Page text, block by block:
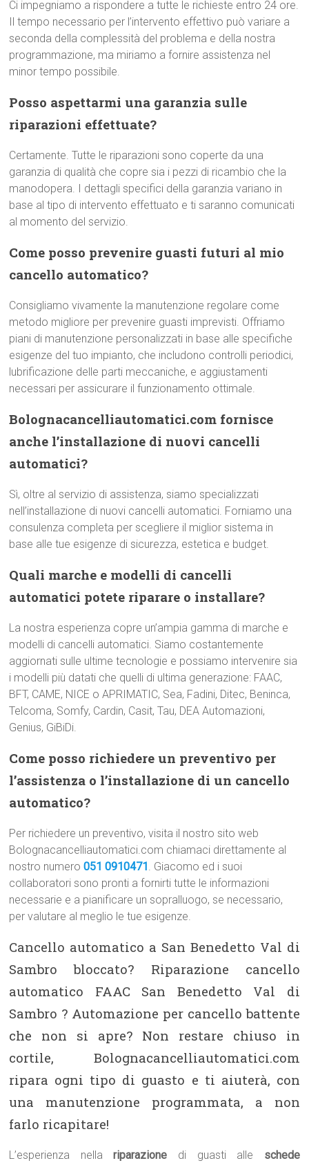
Ci impegniamo a rispondere a tutte le richieste entro 24 ore.
Il tempo necessario per l’intervento effettivo può variare a
seconda della complessità del problema e della nostra
programmazione, ma miriamo a fornire assistenza nel
minor tempo possibile.
Posso aspettarmi una garanzia sulle
riparazioni effettuate?
Certamente. Tutte le riparazioni sono coperte da una
garanzia di qualità che copre sia i pezzi di ricambio che la
manodopera. I dettagli specifici della garanzia variano in
base al tipo di intervento effettuato e ti saranno comunicati
al momento del servizio.
Come posso prevenire guasti futuri al mio
cancello automatico?
Consigliamo vivamente la manutenzione regolare come
metodo migliore per prevenire guasti imprevisti. Offriamo
piani di manutenzione personalizzati in base alle specifiche
esigenze del tuo impianto, che includono controlli periodici,
lubrificazione delle parti meccaniche, e aggiustamenti
necessari per assicurare il funzionamento ottimale.
Bolognacancelliautomatici.com fornisce
anche l’installazione di nuovi cancelli
automatici?
Sì, oltre al servizio di assistenza, siamo specializzati
nell’installazione di nuovi cancelli automatici. Forniamo una
consulenza completa per scegliere il miglior sistema in
base alle tue esigenze di sicurezza, estetica e budget.
Quali marche e modelli di cancelli
automatici potete riparare o installare?
La nostra esperienza copre un’ampia gamma di marche e
modelli di cancelli automatici. Siamo costantemente
aggiornati sulle ultime tecnologie e possiamo intervenire sia
i modelli più datati che quelli di ultima generazione: FAAC,
BFT, CAME, NICE o APRIMATIC, Sea, Fadini, Ditec, Beninca,
Telcoma, Somfy, Cardin, Casit, Tau, DEA Automazioni,
Genius, GiBiDi.
Come posso richiedere un preventivo per
l’assistenza o l’installazione di un cancello
automatico?
Per richiedere un preventivo, visita il nostro sito web
Bolognacancelliautomatici.com chiamaci direttamente al
nostro numero051 0910471 . Giacomo ed i suoi
collaboratori sono pronti a fornirti tutte le informazioni
necessarie e a pianificare un sopralluogo, se necessario,
per valutare al meglio le tue esigenze.
Cancello automatico a San Benedetto Val di
Sambro bloccato? Riparazione cancello
automatico FAAC San Benedetto Val di
Sambro ? Automazione per cancello battente
che non si apre? Non restare chiuso in
cortile, Bolognacancelliautomatici.com
ripara ogni tipo di guasto e ti aiuterà, con
una manutenzione programmata, a non
farlo ricapitare!
L’esperienza nellariparazione di guasti alle schede